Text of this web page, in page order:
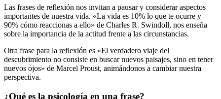
Las frases de reflexión nos invitan a pausar y considerar aspectos
importantes de nuestra vida. «La vida es 10% lo que te ocurre y
90% cómo reaccionas a ello» de Charles R. Swindoll, nos enseña
sobre la importancia de la actitud frente a las circunstancias.
Otra frase para la reflexión es «El verdadero viaje del
descubrimiento no consiste en buscar nuevos paisajes, sino en tener
nuevos ojos» de Marcel Proust, animándonos a cambiar nuestra
perspectiva.
¿Qué es la psicología en una frase?